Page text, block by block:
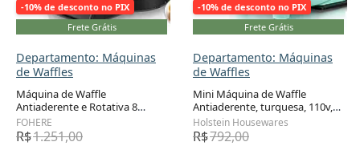
-10% de desconto no PIX
Frete Grátis
Departamento: Máquinas
de Waffles
Máquina de Waffle
Antiaderente e Rotativa 8
Fatias, 1400W, 110v, FOHERE,
Preto
FOHERE
R$1.251,00
-10% de desconto no PIX
Frete Grátis
Departamento: Máquinas
de Waffles
Mini Máquina de Waffle
Antiaderente, turquesa, 110v,
HOLSTEIN HOUSEWARES HH
09125016I, Azul turquesa
Holstein Housewares
R$792,00